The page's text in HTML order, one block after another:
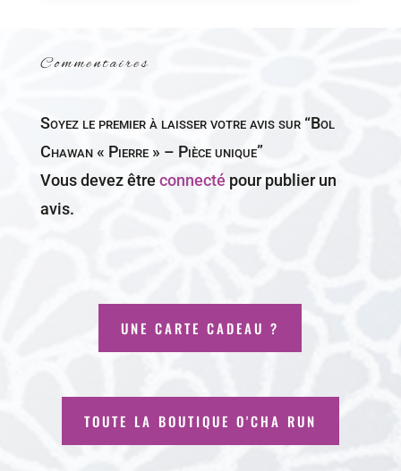
Commentaires
Soyez le premier à laisser votre avis sur “Bol
Chawan « Pierre » – Pièce unique”
Vous devez êtreconnecté pour publier un
avis.
UNE CARTE CADEAU ?
TOUTE LA BOUTIQUE O'CHA RUN